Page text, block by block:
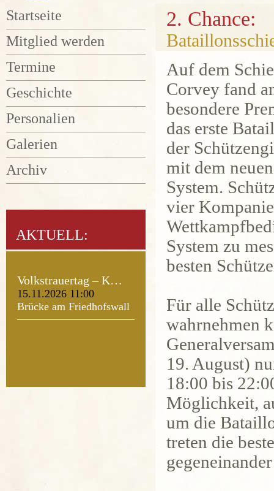
Startseite
Mitglied werden
Termine
Geschichte
Personalien
Galerien
Archiv
AKTUELL:
Volkstrauertag – K…
15.11.2026 11:00
Brücke am Friedhofswall
2. Chance:
Auf dem
Corvey fand
besondere
das erste
der
mit dem
System.
vier
System zu
besten
Für alle
wahrnehmen
19. August)
18:00 bis
Möglichkeit,
um die
treten die